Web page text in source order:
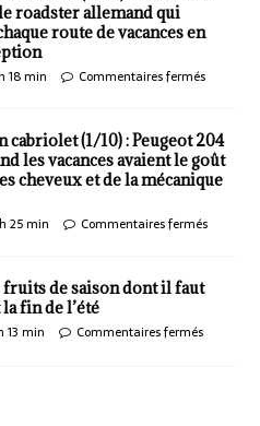
roadster allemand qui
route de vacances en
18 min Commentaires fermés
cabriolet (1/10) : Peugeot 204
les vacances avaient le goût
cheveux et de la mécanique
25 min Commentaires fermés
fruits de saison dont il faut
fin de l’été
13 min Commentaires fermés